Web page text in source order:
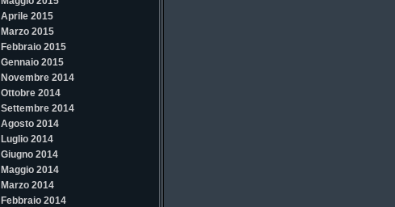
Aprile 2015
Marzo 2015
Febbraio 2015
Gennaio 2015
Novembre 2014
Ottobre 2014
Settembre 2014
Agosto 2014
Luglio 2014
Giugno 2014
Maggio 2014
Marzo 2014
Febbraio 2014